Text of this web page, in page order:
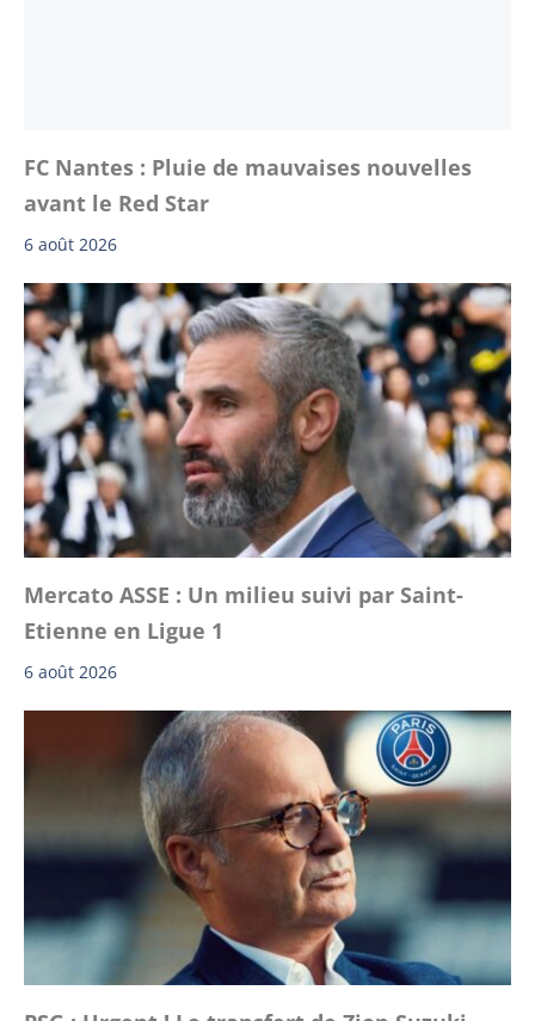
FC Nantes : Pluie de mauvaises nouvelles
avant le Red Star
6 août 2026
Mercato ASSE : Un milieu suivi par Saint-
Etienne en Ligue 1
6 août 2026